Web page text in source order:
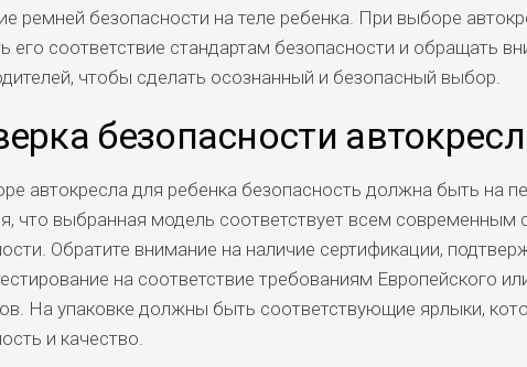
ремней безопасности на теле ребенка. При выборе
его соответствие стандартам безопасности и обращать
чтобы сделать осознанный и безопасный выбор.
безопасности
автокресла для ребенка безопасность должна быть на
что выбранная модель соответствует всем современным
Обратите внимание на наличие сертификации,
на соответствие требованиям Европейского
На упаковке должны быть соответствующие ярлыки,
и качество.